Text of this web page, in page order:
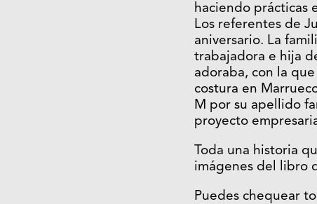
haciendo prácticas
Los referentes de
aniversario. La
trabajadora e hija
adoraba, con la
costura en
M por su apellido
proyecto
Toda una historia
imágenes del libro
Puedes chequear